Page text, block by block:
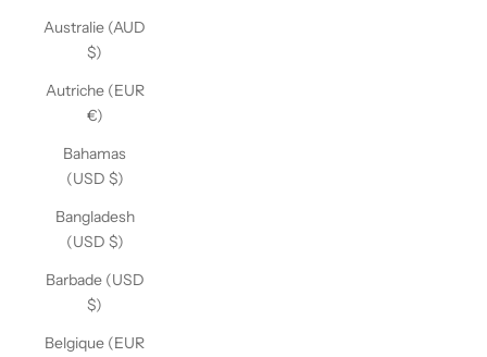
Australie (AUD
$)
Autriche (EUR
€)
Bahamas
(USD $)
Bangladesh
(USD $)
Barbade (USD
$)
Belgique (EUR